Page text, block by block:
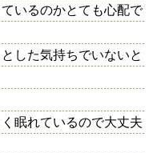
いるのかとても心配で
した気持ちでいないと
眠れているので大丈夫